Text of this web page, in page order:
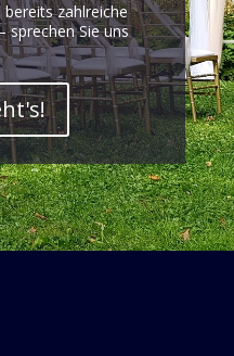
bereits zahlreiche
sprechen Sie uns